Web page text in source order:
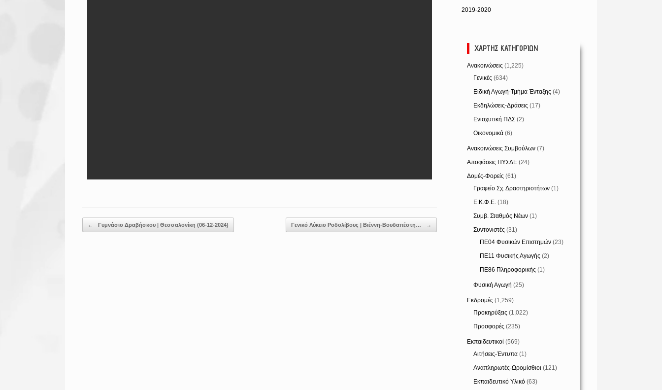
Post navigation
← Γυμνάσιο Δραβήσκου | Θεσσαλονίκη (06-12-2024) Γενικό Λύκειο Ροδολίβους | Βιέννη-Βουδαπέστη… →
2019-2020
ΧΆΡΤΗΣ ΚΑΤΗΓΟΡΙΏΝ
Ανακοινώσεις (1,225)
Γενικές (634)
Ειδική Αγωγή-Τμήμα Ένταξης (4)
Εκδηλώσεις-Δράσεις (17)
Ενισχυτική ΠΔΣ (2)
Οικονομικά (6)
Ανακοινώσεις Συμβούλων (7)
Αποφάσεις ΠΥΣΔΕ (24)
Δομές-Φορείς (61)
Γραφείο Σχ. Δραστηριοτήτων (1)
Ε.Κ.Φ.Ε. (18)
Συμβ. Σταθμός Νέων (1)
Συντονιστές (31)
ΠΕ04 Φυσικών Επιστημών (23)
ΠΕ11 Φυσικής Αγωγής (2)
ΠΕ86 Πληροφορικής (1)
Φυσική Αγωγή (25)
Εκδρομές (1,259)
Προκηρύξεις (1,022)
Προσφορές (235)
Εκπαιδευτικοί (569)
Αιτήσεις-Έντυπα (1)
Αναπληρωτές-Ωρομίσθιοι (121)
Εκπαιδευτικό Υλικό (63)